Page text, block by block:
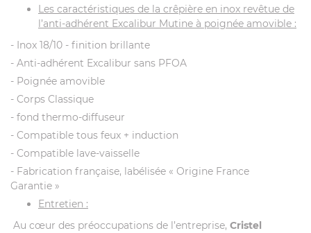
Les caractéristiques de la crêpière en inox revêtue de
l’anti-adhérent Excalibur Mutine à poignée amovible :
- Inox 18/10 - finition brillante
- Anti-adhérent Excalibur sans PFOA
- Poignée amovible
- Corps Classique
- fond thermo-diffuseur
- Compatible tous feux + induction
- Compatible lave-vaisselle
- Fabrication française, labélisée « Origine France
Garantie »
Entretien :
Au cœur des préoccupations de l’entreprise, Cristel